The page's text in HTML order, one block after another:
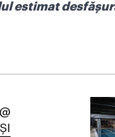
estimat